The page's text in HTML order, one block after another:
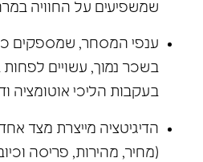
שמשפיעים על החוויה
ענפי המסחר, שמספקים
בעקבות הליכי אוטומציה
הדיגיטציה מייצרת מצד
(מחיר, מהירות, פריסה